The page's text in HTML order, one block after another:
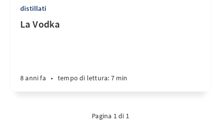
distillati
La Vodka
8 anni fa • tempo di lettura: 7 min
Pagina 1 di 1